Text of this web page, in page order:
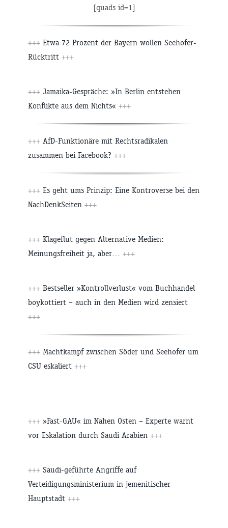
[quads id=1]
+++ Etwa 72 Prozent der Bayern wollen Seehofer-
Rücktritt +++
+++ Jamaika-Gespräche: »In Berlin entstehen
Konflikte aus dem Nichts« +++
+++ AfD-Funktionäre mit Rechtsradikalen
zusammen bei Facebook? +++
+++ Es geht ums Prinzip: Eine Kontroverse bei den
NachDenkSeiten +++
+++ Klageflut gegen Alternative Medien:
Meinungsfreiheit ja, aber… +++
+++ Bestseller »Kontrollverlust« vom Buchhandel
boykottiert – auch in den Medien wird zensiert
+++
+++ Machtkampf zwischen Söder und Seehofer um
CSU eskaliert +++
+++ »Fast-GAU« im Nahen Osten – Experte warnt
vor Eskalation durch Saudi Arabien +++
+++ Saudi-geführte Angriffe auf
Verteidigungsministerium in jemenitischer
Hauptstadt +++